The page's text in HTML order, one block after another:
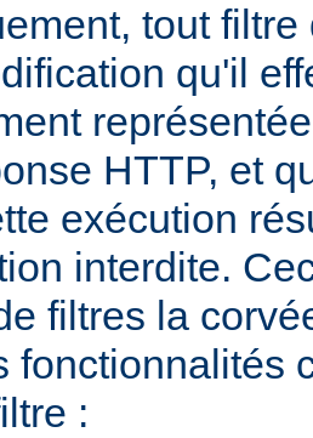
tout
qu'il
HTTP, et
exécution
interdite.
filtres la
fonctionnalités
: